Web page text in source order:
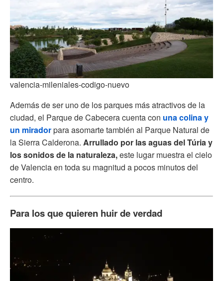
valencia-mileniales-codigo-nuevo
Además de ser uno de los parques más atractivos de la
ciudad, el Parque de Cabecera cuenta con una colina y
un miradorpara asomarte también al Parque Natural de
la Sierra Calderona. Arrullado por las aguas del Túria y
los sonidos de la naturaleza,este lugar muestra el cielo
de Valencia en toda su magnitud a pocos minutos del
centro.
Para los que quieren huir de verdad